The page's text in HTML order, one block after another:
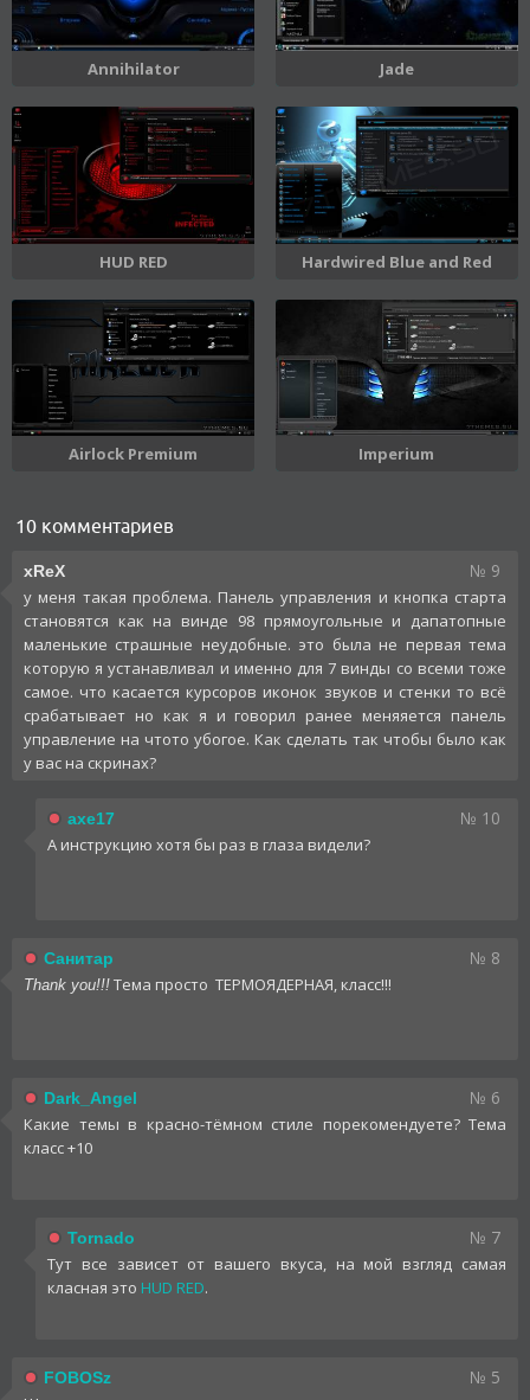
Annihilator Jade
HUD RED Hardwired Blue and Red
Airlock Premium Imperium
10 комментариев
xReX № 9
у меня такая проблема. Панель управления и кнопка старта
становятся как на винде 98 прямоугольные и дапатопные
маленькие страшные неудобные. это была не первая тема
которую я устанавливал и именно для 7 винды со всеми тоже
самое. что касается курсоров иконок звуков и стенки то всё
срабатывает но как я и говорил ранее меняяется панель
управление на чтото убогое. Как сделать так чтобы было как
у вас на скринах?
axe17 № 10
А инструкцию хотя бы раз в глаза видели?
Санитар № 8
Thank you!!! Тема просто ТЕРМОЯДЕРНАЯ, класс!!!
Dark_Angel № 6
Какие темы в красно-тёмном стиле порекомендуете? Тема
класс +10
Tornado № 7
Тут все зависет от вашего вкуса, на мой взгляд самая
класная это HUD RED.
FOBOSz № 5